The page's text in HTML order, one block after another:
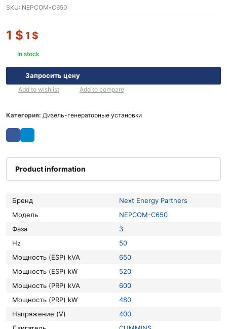
SKU: NEPCOM-C650
1 $ 1 $
In stock
Запросить цену
Add to wishlist Add to compare
Категория: Дизель-генераторные установки
Product information
Бренд
Next Energy Partners
Модель
NEPCOM-C650
Фаза
3
Hz
50
Мощность (ESP) kVA
650
Мощность (ESP) kW
520
Мощность (PRP) kVA
600
Мощность (PRP) kW
480
Напряжение (V)
400